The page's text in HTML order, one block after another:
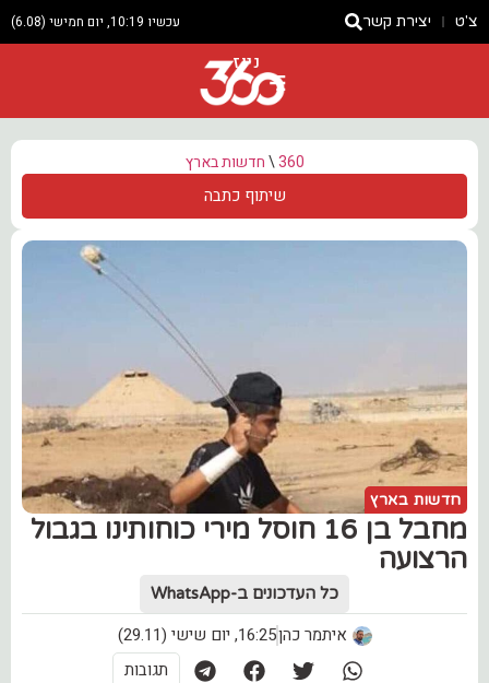
צ'ט יצירת קשר עכשיו 10:19, יום חמישי (6.08)
ניוז
360
\חדשות בארץ
שיתוף כתבה
חדשות בארץ
מחבל בן 16 חוסל מירי כוחותינו בגבול
הרצועה
כל העדכונים ב-WhatsApp
איתמר כהן16:25, יום שישי (29.11)
תגובות